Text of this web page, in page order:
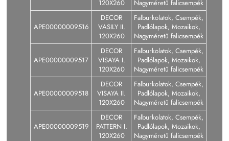
120X260
Nagyméretű falicsempék
APE00000009516
DECOR
VASILY II.
120X260
Falburkolatok, Csempék,
Padlólapok, Mozaikok,
Nagyméretű falicsempék
APE00000009517
DECOR
VISAYA I.
120X260
Falburkolatok, Csempék,
Padlólapok, Mozaikok,
Nagyméretű falicsempék
APE00000009518
DECOR
VISAYA II.
120X260
Falburkolatok, Csempék,
Padlólapok, Mozaikok,
Nagyméretű falicsempék
APE00000009519
DECOR
PATTERN I.
120X260
Falburkolatok, Csempék,
Padlólapok, Mozaikok,
Nagyméretű falicsempék